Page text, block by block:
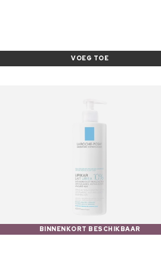
VOEG TOE
BINNENKORT BESCHIKBAAR